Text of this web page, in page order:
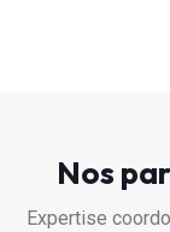
Nos
Expertise